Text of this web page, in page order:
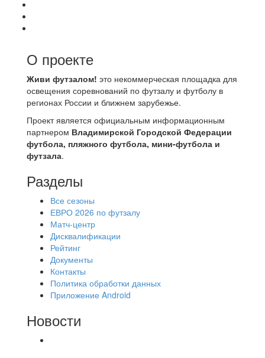
О проекте
Живи футзалом! это некоммерческая площадка для
освещения соревнований по футзалу и футболу в
регионах России и ближнем зарубежье.
Проект является официальным информационным
партнером Владимирской Городской Федерации
футбола, пляжного футбола, мини-футбола и
футзала.
Разделы
Все сезоны
ЕВРО 2026 по футзалу
Матч-центр
Дисквалификации
Рейтинг
Документы
Контакты
Политика обработки данных
Приложение Android
Новости